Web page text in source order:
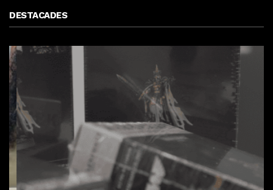
DESTACADES